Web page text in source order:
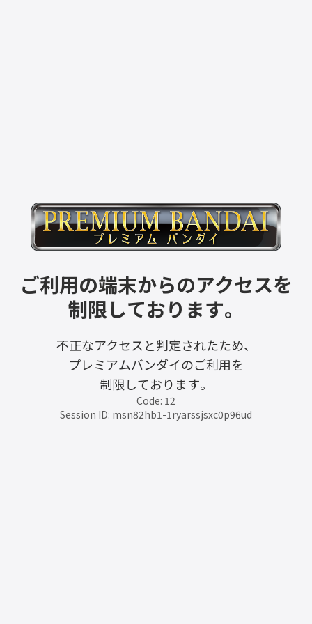
ご利用の端末からのアクセスを
制限しております。
不正なアクセスと判定されたため、
プレミアムバンダイのご利用を
制限しております。
Code: 12
Session ID: msn82hb1-1ryarssjsxc0p96ud